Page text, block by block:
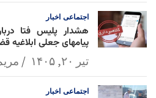
اجتماعی اخبار
هشدار پلیس فتا
پیامهای جعلی ابلاغیه
تیر ۲۰, ۱۴۰۵
اجتماعی اخبار